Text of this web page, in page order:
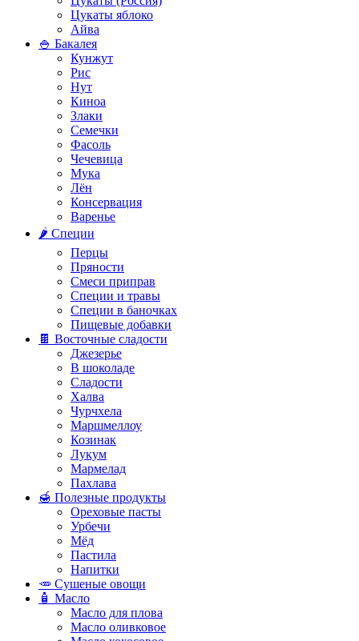
Цукаты яблоко
Айва
🍚 Бакалея
Кунжут
Рис
Нут
Киноа
Злаки
Семечки
Фасоль
Чечевица
Мука
Лён
Консервация
Варенье
🌶️ Специи
Перцы
Пряности
Смеси приправ
Специи и травы
Специи в баночках
Пищевые добавки
🍫 Восточные сладости
Джезерье
В шоколаде
Сладости
Халва
Чурчхела
Маршмеллоу
Козинак
Лукум
Мармелад
Пахлава
🍯 Полезные продукты
Ореховые пасты
Урбечи
Мёд
Пастила
Напитки
🥕 Сушеные овощи
🧴 Масло
Масло для плова
Масло оливковое